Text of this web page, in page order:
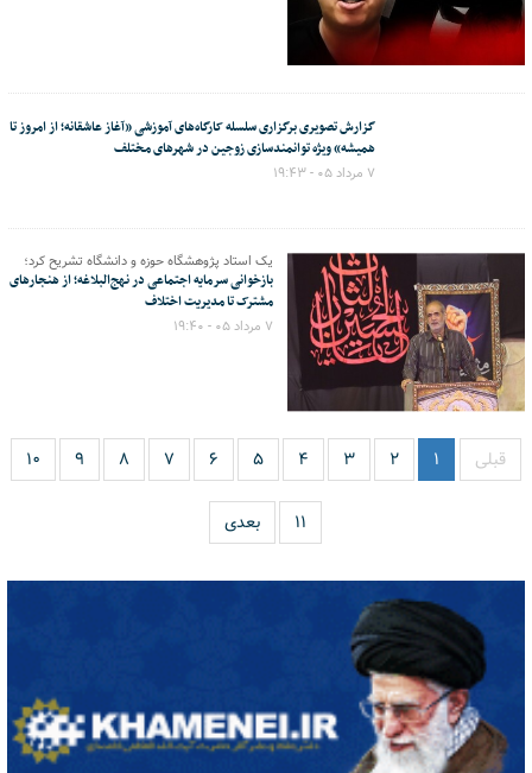
گزارش تصویری برگزاری سلسله کارگاه‌های آموزشی «آغاز عاشقانه؛ از امروز تا
همیشه» ویژه توانمندسازی زوجین در شهرهای مختلف
۷ مرداد ۰۵ - ۱۹:۴۳
یک استاد پژوهشگاه حوزه و دانشگاه تشریح کرد؛
بازخوانی سرمایه اجتماعی در نهج‌البلاغه؛ از هنجارهای
مشترک تا مدیریت اختلاف
۷ مرداد ۰۵ - ۱۹:۴۰
قبلی ۱ ۲ ۳ ۴ ۵ ۶ ۷ ۸ ۹ ۱۰
۱۱ بعدی